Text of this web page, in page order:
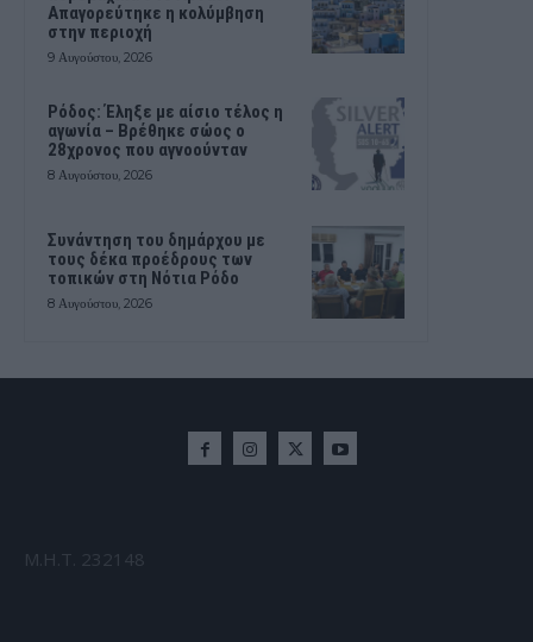
Απαγορεύτηκε η κολύμβηση
στην περιοχή
9 Αυγούστου, 2026
Ρόδος: Έληξε με αίσιο τέλος η
αγωνία – Βρέθηκε σώος ο
28χρονος που αγνοούνταν
8 Αυγούστου, 2026
Συνάντηση του δημάρχου με
τους δέκα προέδρους των
τοπικών στη Νότια Ρόδο
8 Αυγούστου, 2026
Μ.Η.Τ. 232148